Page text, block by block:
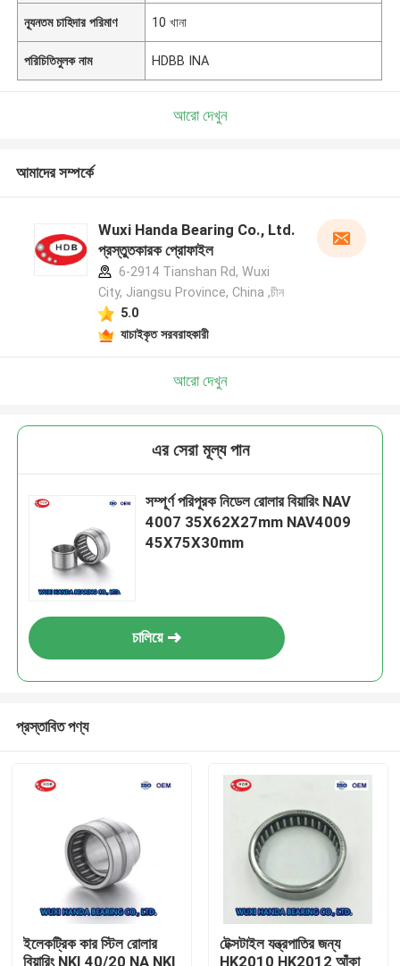
ন্যূনতম চাহিদার পরিমাণ 10 খানা
পরিচিতিমুলক নাম HDBB INA
আরো দেখুন
আমাদের সম্পর্কে
Wuxi Handa Bearing Co., Ltd.
প্রস্তুতকারক প্রোফাইল
6-2914 Tianshan Rd, Wuxi
City, Jiangsu Province, China ,চীন
5.0
যাচাইকৃত সরবরাহকারী
আরো দেখুন
এর সেরা মূল্য পান
সম্পূর্ণ পরিপূরক নিডেল রোলার বিয়ারিং NAV
4007 35X62X27mm NAV4009
45X75X30mm
চালিয়ে
প্রস্তাবিত পণ্য
ইলেকট্রিক কার স্টিল রোলার
বিয়ারিং NKI 40/20 NA NKI
টেক্সটাইল যন্ত্রপাতির জন্য
HK2010 HK2012 আঁকা